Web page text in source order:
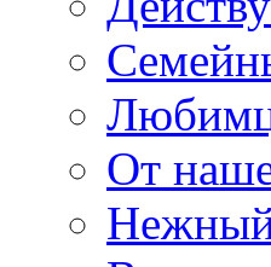
От
Нежный